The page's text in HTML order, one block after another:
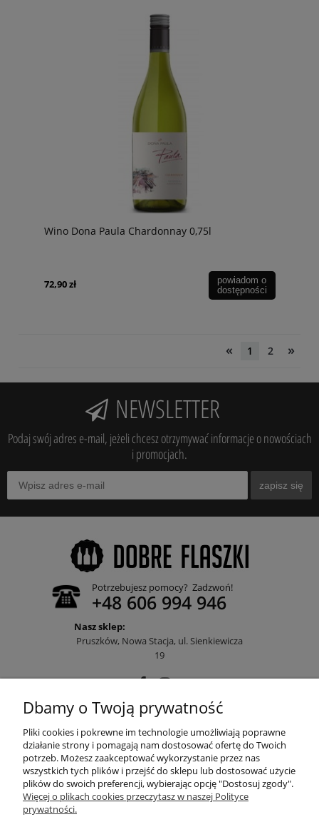
Wino Dona Paula Chardonnay 0,75l
72,90 zł
powiadom o
dostępności
« 1 2 »
NEWSLETTER
Podaj swój adres e-mail, jeżeli chcesz otrzymywać informacje o nowościach
i promocjach.
zapisz się
Potrzebujesz pomocy? Zadzwoń!
+48 606 994 946
Nasz sklep:
Pruszków, Nowa Stacja, ul. Sienkiewicza
19
POMOC
MOJE KONTO
Dbamy o Twoją prywatność
Pliki cookies i pokrewne im technologie umożliwiają poprawne
działanie strony i pomagają nam dostosować ofertę do Twoich
potrzeb. Możesz zaakceptować wykorzystanie przez nas
wszystkich tych plików i przejść do sklepu lub dostosować użycie
plików do swoich preferencji, wybierając opcję "Dostosuj zgody".
Więcej o plikach cookies przeczytasz w naszej Polityce
prywatności.